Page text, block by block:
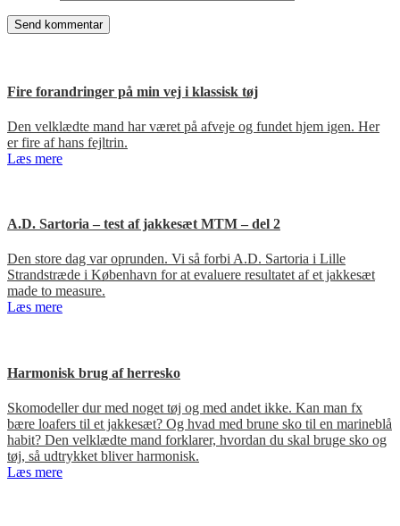
Fire forandringer på min vej i klassisk tøj
Den velklædte mand har været på afveje og fundet hjem igen. Her
er fire af hans fejltrin.
Læs mere
A.D. Sartoria – test af jakkesæt MTM – del 2
Den store dag var oprunden. Vi så forbi A.D. Sartoria i Lille
Strandstræde i København for at evaluere resultatet af et jakkesæt
made to measure.
Læs mere
Harmonisk brug af herresko
Skomodeller dur med noget tøj og med andet ikke. Kan man fx
bære loafers til et jakkesæt? Og hvad med brune sko til en marineblå
habit? Den velklædte mand forklarer, hvordan du skal bruge sko og
tøj, så udtrykket bliver harmonisk.
Læs mere